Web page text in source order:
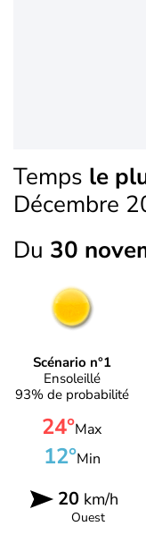
Temps le
Décembre
Du 30
Scénario n°1
Ensoleillé
93% de probabilité
24°Max
12°Min
20km/h
Ouest